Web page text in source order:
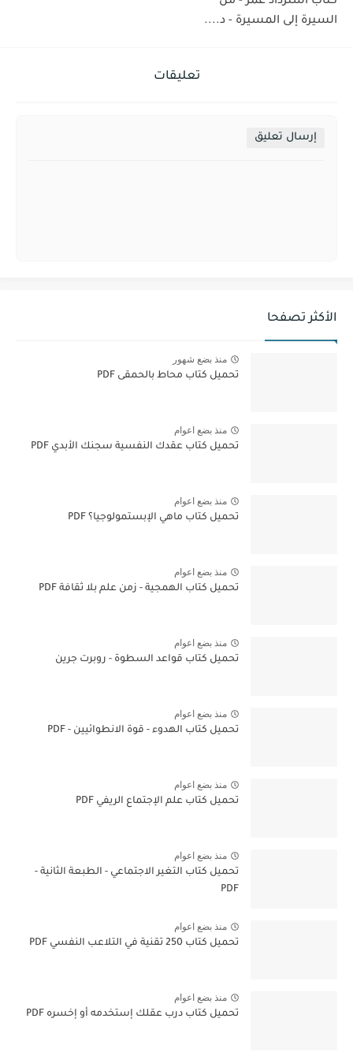
السيرة إلى المسيرة - د....
تعليقات
إرسال تعليق
الأكثر تصفحا
منذ بضع شهور
تحميل كتاب محاط بالحمقى PDF
منذ بضع اعوام
تحميل كتاب عقدك النفسية سجنك الأبدي PDF
منذ بضع اعوام
تحميل كتاب ماهي الإبستمولوجيا؟ PDF
منذ بضع اعوام
تحميل كتاب الهمجية - زمن علم بلا ثقافة PDF
منذ بضع اعوام
تحميل كتاب قواعد السطوة - روبرت جرين
منذ بضع اعوام
تحميل كتاب الهدوء - قوة الانطوائيين - PDF
منذ بضع اعوام
تحميل كتاب علم الإجتماع الريفي PDF
منذ بضع اعوام
تحميل كتاب التغير الاجتماعي - الطبعة الثانية -
PDF
منذ بضع اعوام
تحميل كتاب 250 تقنية في التلاعب النفسي PDF
منذ بضع اعوام
تحميل كتاب درب عقلك إستخدمه أو إخسره PDF